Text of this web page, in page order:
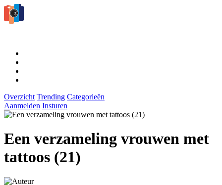
Overzicht Trending Categorieën
Aanmelden Insturen
Een verzameling vrouwen met
tattoos (21)